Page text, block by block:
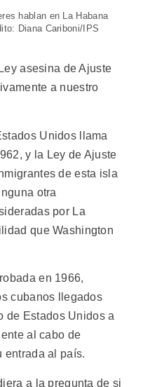
hablan en La Habana
Diana Cariboni/IPS
asesina de Ajuste
a nuestro
Unidos llama
y la Ley de Ajuste
de esta isla
otra
por La
que Washington
en 1966,
cubanos llegados
de Estados Unidos a
al cabo de
entrada al país.
a la pregunta de si